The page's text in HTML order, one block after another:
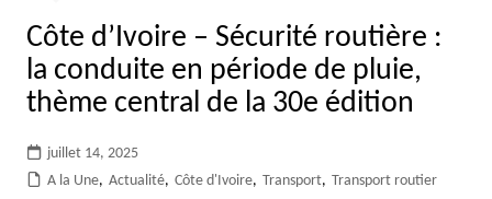
Côte d’Ivoire – Sécurité routière :
la conduite en période de pluie,
thème central de la 30e édition
juillet 14, 2025
A la Une, Actualité, Côte d'Ivoire, Transport, Transport routier